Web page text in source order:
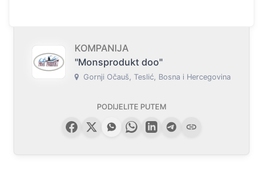
KOMPANIJA
"Monsprodukt doo"
Gornji Očauš, Teslić, Bosna i Hercegovina
PODIJELITE PUTEM